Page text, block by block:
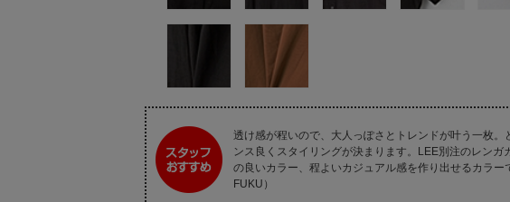
透け感が程いので、大人っぽさとトレンドが叶う一枚。
ンス良くスタイリングが決まります。LEE別注のレンガ
の良いカラー、程よいカジュアル感を作り出せるカラー
FUKU）